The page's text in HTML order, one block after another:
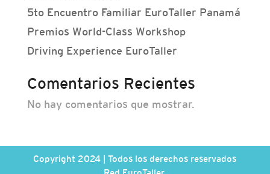
5to Encuentro Familiar EuroTaller Panamá
Premios World-Class Workshop
Driving Experience EuroTaller
Comentarios Recientes
No hay comentarios que mostrar.
Copyright 2024 | Todos los derechos reservados